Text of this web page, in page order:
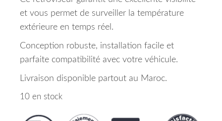
et vous permet de surveiller la température
extérieure en temps réel.
Conception robuste, installation facile et
parfaite compatibilité avec votre véhicule.
Livraison disponible partout au Maroc.
10 en stock